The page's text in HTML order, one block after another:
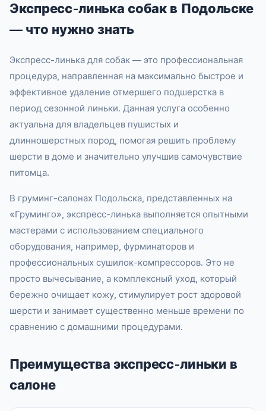
Экспресс-линька собак в Подольске
— что нужно знать
Экспресс-линька для собак — это профессиональная
процедура, направленная на максимально быстрое и
эффективное удаление отмершего подшерстка в
период сезонной линьки. Данная услуга особенно
актуальна для владельцев пушистых и
длинношерстных пород, помогая решить проблему
шерсти в доме и значительно улучшив самочувствие
питомца.
В груминг-салонах Подольска, представленных на
«Груминго», экспресс-линька выполняется опытными
мастерами с использованием специального
оборудования, например, фурминаторов и
профессиональных сушилок-компрессоров. Это не
просто вычесывание, а комплексный уход, который
бережно очищает кожу, стимулирует рост здоровой
шерсти и занимает существенно меньше времени по
сравнению с домашними процедурами.
Преимущества экспресс-линьки в
салоне